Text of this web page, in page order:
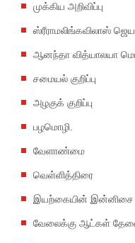
முக்கிய அறிவிப்பு
ஸ்ரீராமலிங்கவிலாஸ்
ஆனந்தா வித்யாலயா
சமையல் குறிப்பு
அழகுக் குறிப்பு
பழமொழி.
வேளாண்மை
வெள்ளித்திரை
இயற்கையின் இன்னிசை
வேலைக்கு ஆட்கள்